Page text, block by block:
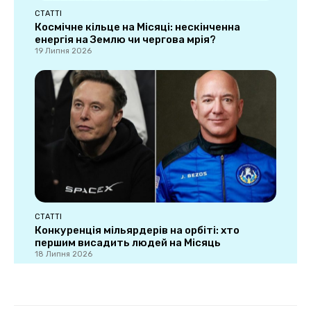
СТАТТІ
Космічне кільце на Місяці: нескінченна
енергія на Землю чи чергова мрія?
19 Липня 2026
СТАТТІ
Конкуренція мільярдерів на орбіті: хто
першим висадить людей на Місяць
18 Липня 2026